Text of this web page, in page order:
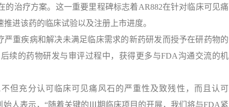
治疗方案。这一重要里程碑标志着AR882在针对临床可见痛
进该药的临床试验以及注册上市进度。
重疾病和解决未满足临床需求的新药研发而授予在研药物的
续的药物研发与审评过程中，获得更多与FDA沟通交流的机
但充分认可临床可见痛风石的严重性及致残性，而且认可
始人表示，“随着关键的Ⅲ期临床项目的开展，我们将与FDA紧